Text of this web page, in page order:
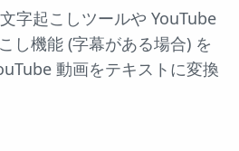
字起こしツールや YouTube
し機能 (字幕がある場合) を
動画をテキストに変換